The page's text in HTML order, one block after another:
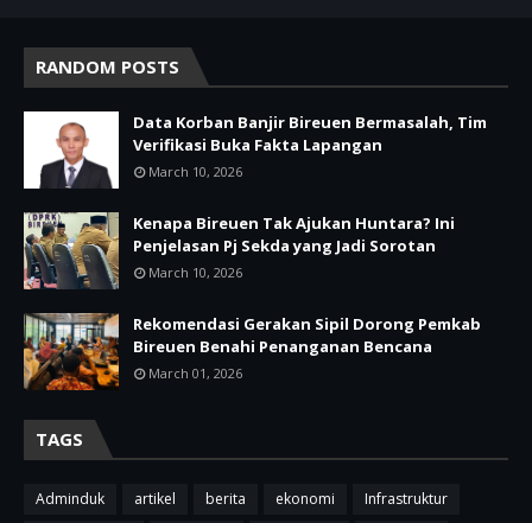
RANDOM POSTS
Data Korban Banjir Bireuen Bermasalah, Tim
Verifikasi Buka Fakta Lapangan
March 10, 2026
Kenapa Bireuen Tak Ajukan Huntara? Ini
Penjelasan Pj Sekda yang Jadi Sorotan
March 10, 2026
Rekomendasi Gerakan Sipil Dorong Pemkab
Bireuen Benahi Penanganan Bencana
March 01, 2026
TAGS
Adminduk artikel berita ekonomi
Infrastruktur